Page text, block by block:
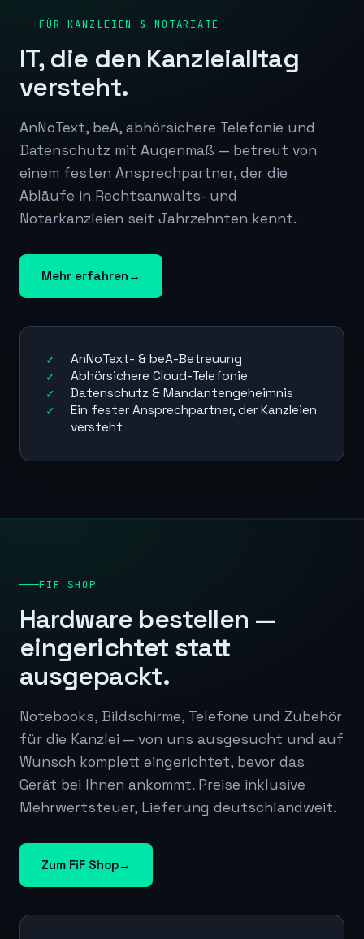
FÜR KANZLEIEN & NOTARIATE
IT, die den Kanzleialltag
versteht.
AnNoText, beA, abhörsichere Telefonie und
Datenschutz mit Augenmaß — betreut von
einem festen Ansprechpartner, der die
Abläufe in Rechtsanwalts- und
Notarkanzleien seit Jahrzehnten kennt.
Mehr erfahren →
AnNoText- & beA-Betreuung
Abhörsichere Cloud-Telefonie
Datenschutz & Mandantengeheimnis
Ein fester Ansprechpartner, der Kanzleien
versteht
FIF SHOP
Hardware bestellen —
eingerichtet statt
ausgepackt.
Notebooks, Bildschirme, Telefone und Zubehör
für die Kanzlei — von uns ausgesucht und auf
Wunsch komplett eingerichtet, bevor das
Gerät bei Ihnen ankommt. Preise inklusive
Mehrwertsteuer, Lieferung deutschlandweit.
Zum FiF Shop→